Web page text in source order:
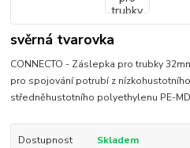
svěrná tvarovka
CONNECTO - Záslepka pro trubky
pro spojování potrubí z
středněhustotního polyethylenu PE-
Dostupnost Skladem